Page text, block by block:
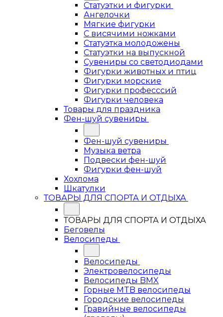
Статуэтки и фигурки
Ангелочки
Мягкие фигурки
С висячими ножками
Статуэтка молодожены
Статуэтки на выпускной
Сувениры со светодиодами
Фигурки животных и птиц
Фигурки морские
Фигурки професссий
Фигурки человека
Товары для праздника
Фен-шуй сувениры
Фен-шуй сувениры
Музыка ветра
Подвески фен-шуй
Фигурки фен-шуй
Хохлома
Шкатулки
ТОВАРЫ ДЛЯ СПОРТА И ОТДЫХА
ТОВАРЫ ДЛЯ СПОРТА И ОТДЫХА
Беговелы
Велосипеды
Велосипеды
Электровелосипеды
Велосипеды BMX
Горные MTB велосипеды
Городские велосипеды
Гравийные велосипеды